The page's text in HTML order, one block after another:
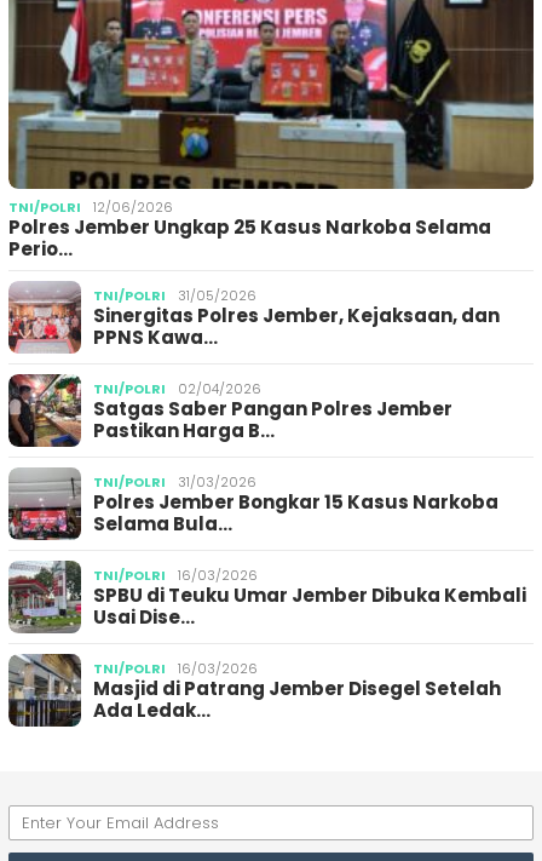
TNI/POLRI 12/06/2026
Polres Jember Ungkap 25 Kasus Narkoba Selama
Perio…
TNI/POLRI 31/05/2026
Sinergitas Polres Jember, Kejaksaan, dan
PPNS Kawa…
TNI/POLRI 02/04/2026
Satgas Saber Pangan Polres Jember
Pastikan Harga B…
TNI/POLRI 31/03/2026
Polres Jember Bongkar 15 Kasus Narkoba
Selama Bula…
TNI/POLRI 16/03/2026
SPBU di Teuku Umar Jember Dibuka Kembali
Usai Dise…
TNI/POLRI 16/03/2026
Masjid di Patrang Jember Disegel Setelah
Ada Ledak…